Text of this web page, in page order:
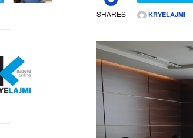
SHARES KRYELAJMI